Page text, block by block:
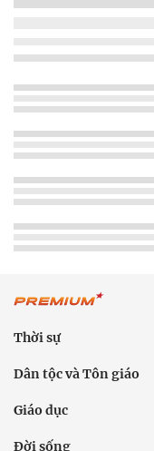
Thời sự
Dân tộc và Tôn giáo
Giáo dục
Đời sống